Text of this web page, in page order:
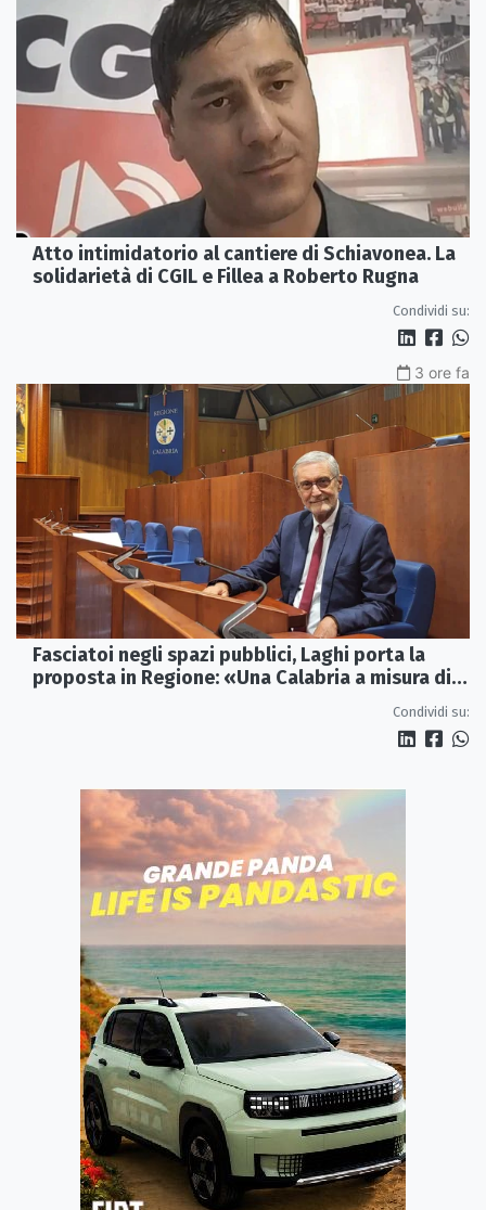
Atto intimidatorio al cantiere di Schiavonea. La
solidarietà di CGIL e Fillea a Roberto Rugna
Condividi su:
3 ore fa
Fasciatoi negli spazi pubblici, Laghi porta la
proposta in Regione: «Una Calabria a misura di
Condividi su: